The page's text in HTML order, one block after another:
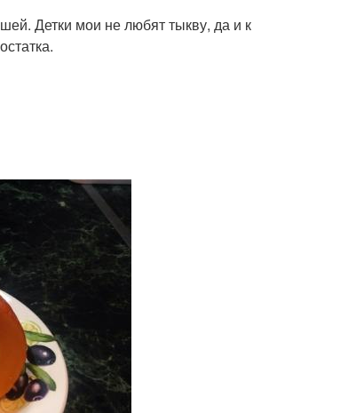
Детки мои не любят тыкву, да и к